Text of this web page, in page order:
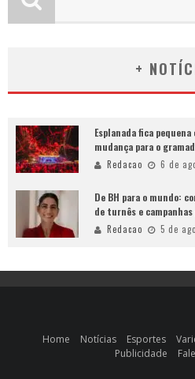
+
Esplanada fica pequena
mudança para o
Redacao 6 de
De BH para o mundo:
de turnês e
Redacao 5 de
Home Notícias Esportes
Publicidade